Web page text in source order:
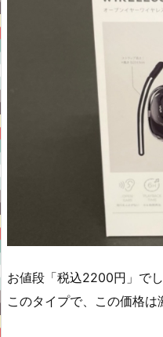
お値段「税込2200円」でし
このタイプで、この価格は